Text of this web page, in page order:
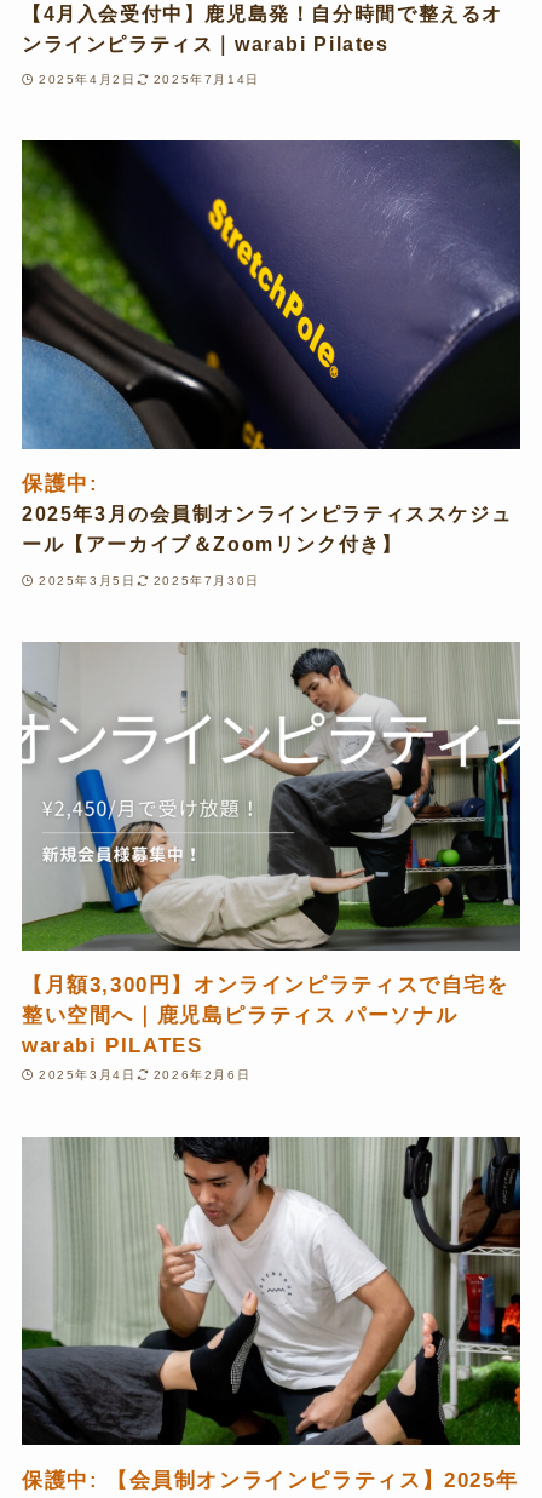
【4月入会受付中】鹿児島発！自分時間で整えるオ
ンラインピラティス｜warabi Pilates
2025年4月2日 2025年7月14日
保護中:
2025年3月の会員制オンラインピラティススケジュ
ール【アーカイブ＆Zoomリンク付き】
2025年3月5日 2025年7月30日
【月額3,300円】オンラインピラティスで自宅を
整い空間へ｜鹿児島ピラティス パーソナル
warabi PILATES
2025年3月4日 2026年2月6日
保護中: 【会員制オンラインピラティス】2025年